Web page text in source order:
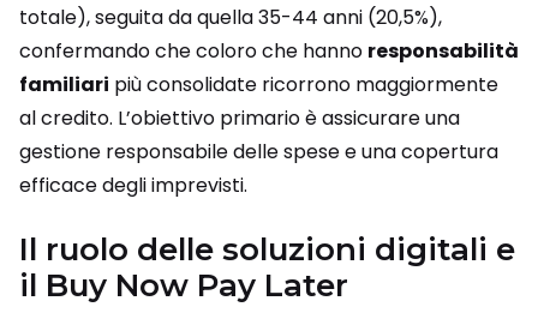
totale), seguita da quella 35-44 anni (20,5%),
confermando che coloro che hanno responsabilità
familiari più consolidate ricorrono maggiormente
al credito. L’obiettivo primario è assicurare una
gestione responsabile delle spese e una copertura
efficace degli imprevisti.
Il ruolo delle soluzioni digitali e
il Buy Now Pay Later